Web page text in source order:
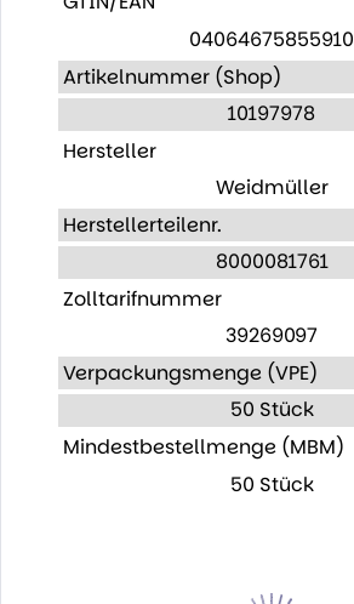
04064675855910
Artikelnummer (Shop)
10197978
Hersteller
Weidmüller
Herstellerteilenr.
8000081761
Zolltarifnummer
39269097
Verpackungsmenge (VPE)
50 Stück
Mindestbestellmenge (MBM)
50 Stück